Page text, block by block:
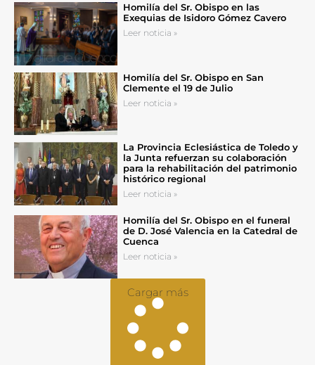
Homilía del Sr. Obispo en las
Exequias de Isidoro Gómez Cavero
Leer noticia »
Homilía del Sr. Obispo en San
Clemente el 19 de Julio
Leer noticia »
La Provincia Eclesiástica de Toledo y
la Junta refuerzan su colaboración
para la rehabilitación del patrimonio
histórico regional
Leer noticia »
Homilía del Sr. Obispo en el funeral
de D. José Valencia en la Catedral de
Cuenca
Leer noticia »
Cargar más